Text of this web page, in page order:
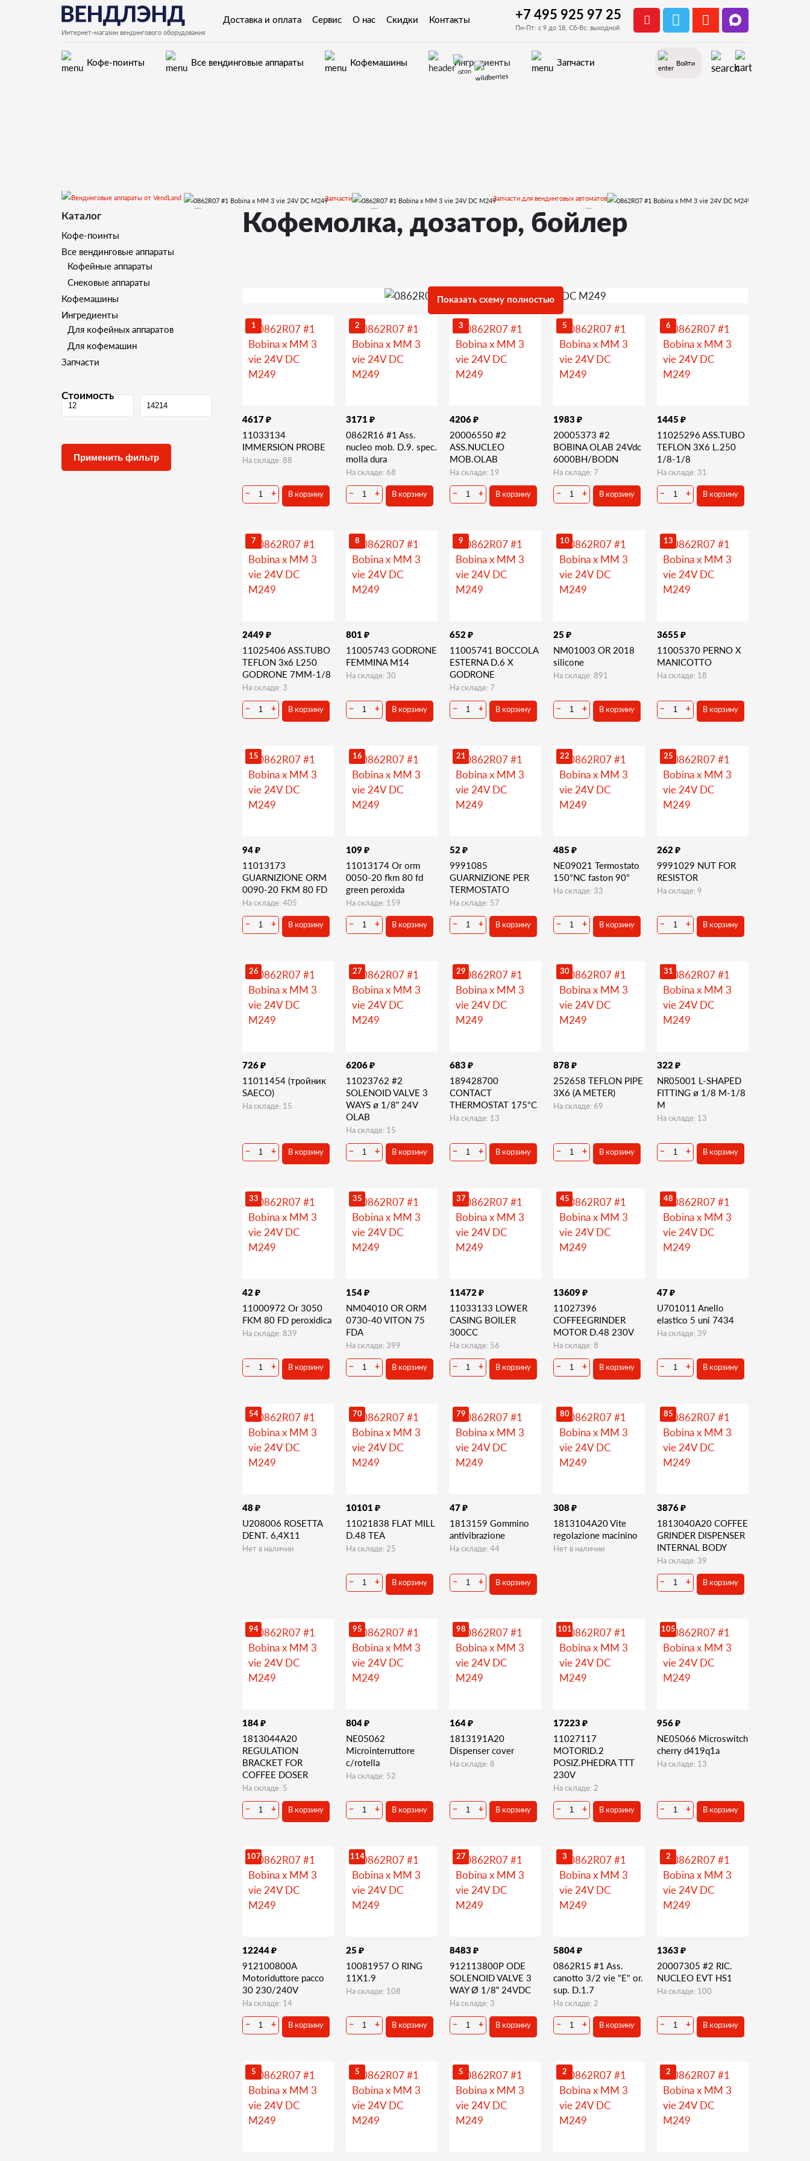
Интернет-магазин вендингового оборудования
Доставка и оплата Сервис О нас Скидки Контакты +7 495 925 97 25
Пн-Пт: с 9 до 18, Сб-Вс: выходной
Кофе-поинты Все вендинговые аппараты Кофемашины Ингредиенты Запчасти Войти
Запчасти
Запчасти для вендинговых автоматов
Запчасти для вендинговых автоматов Saeco
Запчасти и деталировки
Каталог
Кофе-поинты
Все вендинговые аппараты
Кофейные аппараты
Снековые аппараты
Кофемашины
Ингредиенты
Для кофейных аппаратов
Для кофемашин
Запчасти
Стоимость
Кофемолка, дозатор, бойлер
Показать схему полностью
1
4617 ₽
11033134
IMMERSION PROBE
На складе: 88
− + В корзину
2
3171 ₽
0862R16 #1 Ass.
nucleo mob. D.9. spec.
molla dura
На складе: 68
− + В корзину
3
4206 ₽
20006550 #2
ASS.NUCLEO
MOB.OLAB
На складе: 19
− + В корзину
5
1983 ₽
20005373 #2
BOBINA OLAB 24Vdc
6000BH/BODN
На складе: 7
− + В корзину
6
1445 ₽
11025296 ASS.TUBO
TEFLON 3X6 L.250
1/8-1/8
На складе: 31
− + В корзину
7
2449 ₽
11025406 ASS.TUBO
TEFLON 3x6 L250
GODRONE 7MM-1/8
На складе: 3
− + В корзину
8
801 ₽
11005743 GODRONE
FEMMINA M14
На складе: 30
− + В корзину
9
652 ₽
11005741 BOCCOLA
ESTERNA D.6 X
GODRONE
На складе: 7
− + В корзину
10
25 ₽
NM01003 OR 2018
silicone
На складе: 891
− + В корзину
13
3655 ₽
11005370 PERNO X
MANICOTTO
На складе: 18
− + В корзину
15
94 ₽
11013173
GUARNIZIONE ORM
0090-20 FKM 80 FD
На складе: 405
− + В корзину
16
109 ₽
11013174 Or orm
0050-20 fkm 80 fd
green peroxida
На складе: 159
− + В корзину
21
52 ₽
9991085
GUARNIZIONE PER
TERMOSTATO
На складе: 57
− + В корзину
22
485 ₽
NE09021 Termostato
150°NC faston 90°
На складе: 33
− + В корзину
25
262 ₽
9991029 NUT FOR
RESISTOR
На складе: 9
− + В корзину
26
726 ₽
11011454 (тройник
SAECO)
На складе: 15
− + В корзину
27
6206 ₽
11023762 #2
SOLENOID VALVE 3
WAYS ø 1/8” 24V
OLAB
На складе: 15
− + В корзину
29
683 ₽
189428700
CONTACT
THERMOSTAT 175°C
На складе: 13
− + В корзину
30
878 ₽
252658 TEFLON PIPE
3X6 (A METER)
На складе: 69
− + В корзину
31
322 ₽
NR05001 L-SHAPED
FITTING ø 1/8 M-1/8
M
На складе: 13
− + В корзину
33
42 ₽
11000972 Or 3050
FKM 80 FD peroxidica
На складе: 839
− + В корзину
35
154 ₽
NM04010 OR ORM
0730-40 VITON 75
FDA
На складе: 399
− + В корзину
37
11472 ₽
11033133 LOWER
CASING BOILER
300CC
На складе: 56
− + В корзину
45
13609 ₽
11027396
COFFEEGRINDER
MOTOR D.48 230V
На складе: 8
− + В корзину
48
47 ₽
U701011 Anello
elastico 5 uni 7434
На складе: 39
− + В корзину
54
48 ₽
U208006 ROSETTA
DENT. 6,4X11
Нет в наличии
70
10101 ₽
11021838 FLAT MILL
D.48 TEA
На складе: 25
− + В корзину
79
47 ₽
1813159 Gommino
antivibrazione
На складе: 44
− + В корзину
80
308 ₽
1813104A20 Vite
regolazione macinino
Нет в наличии
85
3876 ₽
1813040A20 COFFEE
GRINDER DISPENSER
INTERNAL BODY
На складе: 39
− + В корзину
94
184 ₽
1813044A20
REGULATION
BRACKET FOR
COFFEE DOSER
На складе: 5
− + В корзину
95
804 ₽
NE05062
Microinterruttore
c/rotella
На складе: 52
− + В корзину
98
164 ₽
1813191A20
Dispenser cover
На складе: 8
− + В корзину
101
17223 ₽
11027117
MOTORID.2
POSIZ.PHEDRA TTT
230V
На складе: 2
− + В корзину
105
956 ₽
NE05066 Microswitch
cherry d419q1a
На складе: 13
− + В корзину
107
12244 ₽
912100800A
Motoriduttore pacco
30 230/240V
На складе: 14
− + В корзину
114
25 ₽
10081957 O RING
11X1.9
На складе: 108
− + В корзину
27
8483 ₽
912113800P ODE
SOLENOID VALVE 3
WAY Ø 1/8” 24VDC
На складе: 3
− + В корзину
3
5804 ₽
0862R15 #1 Ass.
canotto 3/2 vie "E" or.
sup. D.1.7
На складе: 2
− + В корзину
2
1363 ₽
20007305 #2 RIC.
NUCLEO EVT HS1
На складе: 100
− + В корзину
5 5 5 2 2